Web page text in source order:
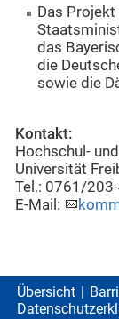
Das
das
die
sowie die
Kontakt:
Hochschul-
Universität
Tel.: 0761/
E-Mail:
Übersicht